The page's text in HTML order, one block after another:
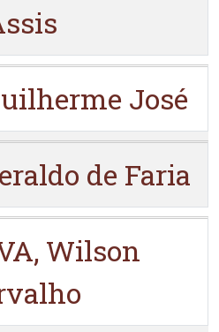
José
de Faria
Wilson